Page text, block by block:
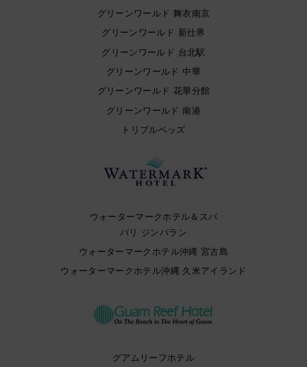
グリーンワールド 舞衣南京
グリーンワールド 新仕界
グリーンワールド 台北駅
グリーンワールド 中華
グリーンワールド 花華分館
グリーンワールド 南港
トリプルベッズ
ウォーターマークホテル＆スパ
バリ ジンバラン
ウォーターマークホテル沖縄 宮古島
ウォーターマークホテル沖縄 久米アイランド
グアムリーフホテル